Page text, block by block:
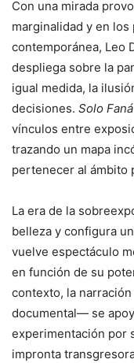
Con una mirada
marginalidad y en
contemporánea, Leo
despliega sobre la
igual medida, la
decisiones. Solo
vínculos entre
trazando un mapa
pertenecer al ámbito
La era de la
belleza y configura
vuelve espectáculo
en función de su
contexto, la
documental— se
experimentación por
impronta